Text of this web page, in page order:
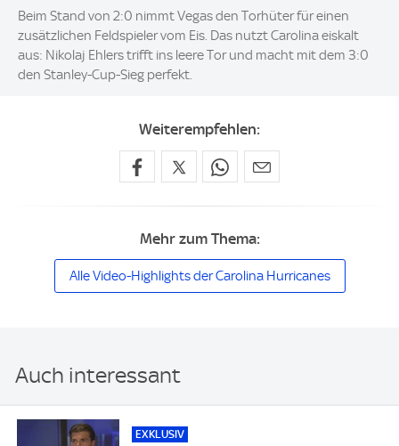
Beim Stand von 2:0 nimmt Vegas den Torhüter für einen
zusätzlichen Feldspieler vom Eis. Das nutzt Carolina eiskalt
aus: Nikolaj Ehlers trifft ins leere Tor und macht mit dem 3:0
den Stanley-Cup-Sieg perfekt.
Weiterempfehlen:
Mehr zum Thema:
Alle Video-Highlights der Carolina Hurricanes
Auch interessant
EXKLUSIV